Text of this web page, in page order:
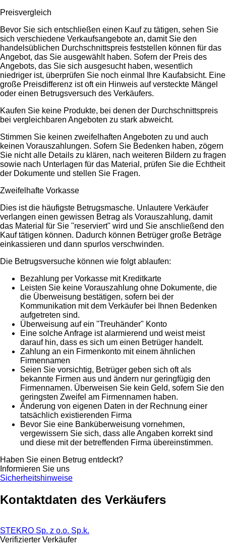
Preisvergleich
Bevor Sie sich entschließen einen Kauf zu tätigen, sehen Sie
sich verschiedene Verkaufsangebote an, damit Sie den
handelsüblichen Durchschnittspreis feststellen können für das
Angebot, das Sie ausgewählt haben. Sofern der Preis des
Angebots, das Sie sich ausgesucht haben, wesentlich
niedriger ist, überprüfen Sie noch einmal Ihre Kaufabsicht. Eine
große Preisdifferenz ist oft ein Hinweis auf versteckte Mängel
oder einen Betrugsversuch des Verkäufers.
Kaufen Sie keine Produkte, bei denen der Durchschnittspreis
bei vergleichbaren Angeboten zu stark abweicht.
Stimmen Sie keinen zweifelhaften Angeboten zu und auch
keinen Vorauszahlungen. Sofern Sie Bedenken haben, zögern
Sie nicht alle Details zu klären, nach weiteren Bildern zu fragen
sowie nach Unterlagen für das Material, prüfen Sie die Echtheit
der Dokumente und stellen Sie Fragen.
Zweifelhafte Vorkasse
Dies ist die häufigste Betrugsmasche. Unlautere Verkäufer
verlangen einen gewissen Betrag als Vorauszahlung, damit
das Material für Sie "reserviert" wird und Sie anschließend den
Kauf tätigen können. Dadurch können Betrüger große Beträge
einkassieren und dann spurlos verschwinden.
Die Betrugsversuche können wie folgt ablaufen:
Bezahlung per Vorkasse mit Kreditkarte
Leisten Sie keine Vorauszahlung ohne Dokumente, die
die Überweisung bestätigen, sofern bei der
Kommunikation mit dem Verkäufer bei Ihnen Bedenken
aufgetreten sind.
Überweisung auf ein "Treuhänder" Konto
Eine solche Anfrage ist alarmierend und weist meist
darauf hin, dass es sich um einen Betrüger handelt.
Zahlung an ein Firmenkonto mit einem ähnlichen
Firmennamen
Seien Sie vorsichtig, Betrüger geben sich oft als
bekannte Firmen aus und ändern nur geringfügig den
Firmennamen. Überweisen Sie kein Geld, sofern Sie den
geringsten Zweifel am Firmennamen haben.
Änderung von eigenen Daten in der Rechnung einer
tatsächlich existierenden Firma
Bevor Sie eine Banküberweisung vornehmen,
vergewissern Sie sich, dass alle Angaben korrekt sind
und diese mit der betreffenden Firma übereinstimmen.
Haben Sie einen Betrug entdeckt?
Informieren Sie uns
Sicherheitshinweise
Kontaktdaten des Verkäufers
STEKRO Sp. z o.o. Sp.k.
Verifizierter Verkäufer